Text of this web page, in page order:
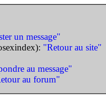
un message"
"Retour au site"
au message"
au forum"